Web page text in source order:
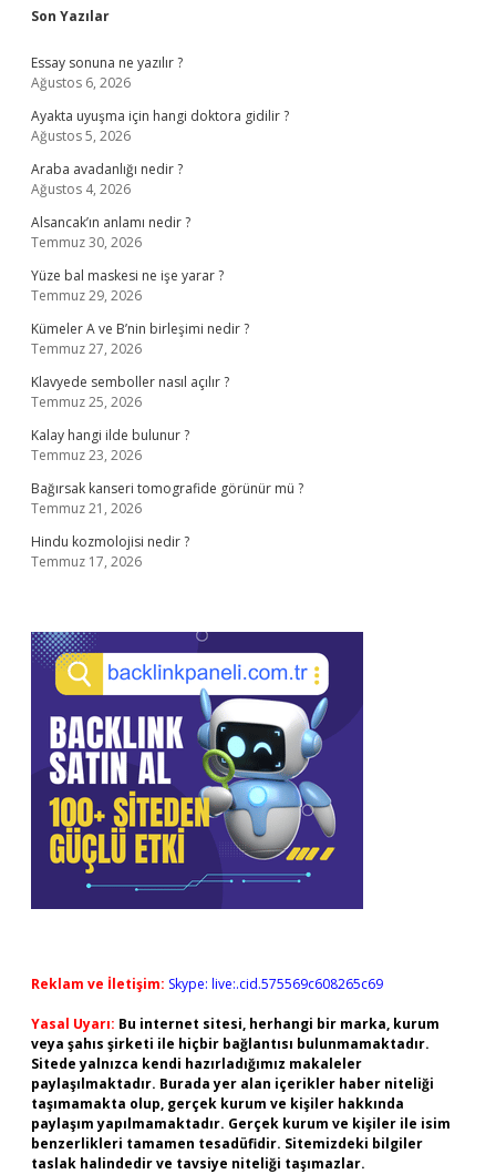
Sidebar
Son Yazılar
Essay sonuna ne yazılır ?
Ağustos 6, 2026
Ayakta uyuşma için hangi doktora gidilir ?
Ağustos 5, 2026
Araba avadanlığı nedir ?
Ağustos 4, 2026
Alsancak’ın anlamı nedir ?
Temmuz 30, 2026
Yüze bal maskesi ne işe yarar ?
Temmuz 29, 2026
Kümeler A ve B’nin birleşimi nedir ?
Temmuz 27, 2026
Klavyede semboller nasıl açılır ?
Temmuz 25, 2026
Kalay hangi ilde bulunur ?
Temmuz 23, 2026
Bağırsak kanseri tomografide görünür mü ?
Temmuz 21, 2026
Hindu kozmolojisi nedir ?
Temmuz 17, 2026
Reklam ve İletişim: Skype: live:.cid.575569c608265c69
Yasal Uyarı: Bu internet sitesi, herhangi bir marka, kurum
veya şahıs şirketi ile hiçbir bağlantısı bulunmamaktadır.
Sitede yalnızca kendi hazırladığımız makaleler
paylaşılmaktadır. Burada yer alan içerikler haber niteliği
taşımamakta olup, gerçek kurum ve kişiler hakkında
paylaşım yapılmamaktadır. Gerçek kurum ve kişiler ile isim
benzerlikleri tamamen tesadüfidir. Sitemizdeki bilgiler
taslak halindedir ve tavsiye niteliği taşımazlar.